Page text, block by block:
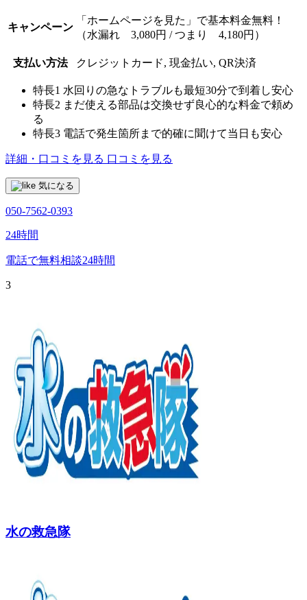
キャンペーン
「ホームページを見た」で基本料金無料！
（水漏れ 3,080円 / つまり 4,180円）
支払い方法 クレジットカード, 現金払い, QR決済
特長1 水回りの急なトラブルも最短30分で到着し安心
特長2 まだ使える部品は交換せず良心的な料金で頼め
る
特長3 電話で発生箇所まで的確に聞けて当日も安心
詳細・口コミを見る 口コミを見る
気になる
050-7562-0393
24時間
電話で無料相談24時間
3
水の救急隊